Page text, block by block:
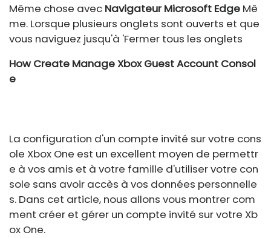
Même chose avec Navigateur Microsoft Edge Mê
me. Lorsque plusieurs onglets sont ouverts et que
vous naviguez jusqu'à 'Fermer tous les onglets
How Create Manage Xbox Guest Account Consol
e
La configuration d'un compte invité sur votre cons
ole Xbox One est un excellent moyen de permettr
e à vos amis et à votre famille d'utiliser votre con
sole sans avoir accès à vos données personnelle
s. Dans cet article, nous allons vous montrer com
ment créer et gérer un compte invité sur votre Xb
ox One.